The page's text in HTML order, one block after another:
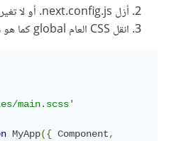
أزل next.config.js. أو لا تغير تحميل CSS فيه.
انقل CSS العام global كما هو مقترح في رسالة الخطأ.
main.scss'
MyApp({ Component,